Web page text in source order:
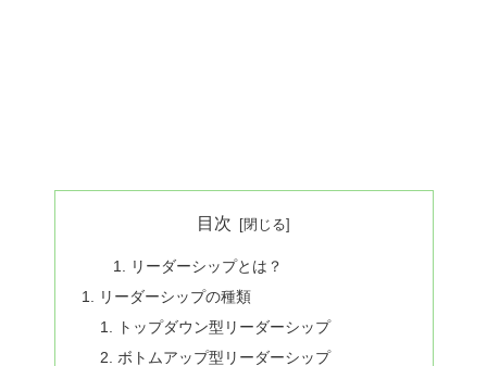
目次
リーダーシップとは？
リーダーシップの種類
トップダウン型リーダーシップ
ボトムアップ型リーダーシップ